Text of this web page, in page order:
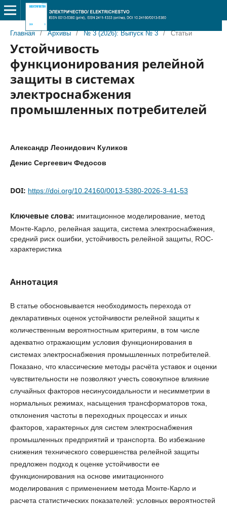
Главная / Архивы / № 3 (2026): Выпуск № 3 / Статьи
Устойчивость
функционирования релейной
защиты в системах
электроснабжения
промышленных потребителей
Александр Леонидович Куликов
Денис Сергеевич Федосов
DOI: https://doi.org/10.24160/0013-5380-2026-3-41-53
Ключевые слова: имитационное моделирование, метод
Монте-Карло, релейная защита, система электроснабжения,
средний риск ошибки, устойчивость релейной защиты, ROC-
характеристика
Аннотация
В статье обосновывается необходимость перехода от
декларативных оценок устойчивости релейной защиты к
количественным вероятностным критериям, в том числе
адекватно отражающим условия функционирования в
системах электроснабжения промышленных потребителей.
Показано, что классические методы расчёта уставок и оценки
чувствительности не позволяют учесть совокупное влияние
случайных факторов несинусоидальности и несимметрии в
нормальных режимах, насыщения трансформаторов тока,
отклонения частоты в переходных процессах и иных
факторов, характерных для систем электроснабжения
промышленных предприятий и транспорта. Во избежание
снижения технического совершенства релейной защиты
предложен подход к оценке устойчивости ее
функционирования на основе имитационного
моделирования с применением метода Монте-Карло и
расчета статистических показателей: условных вероятностей